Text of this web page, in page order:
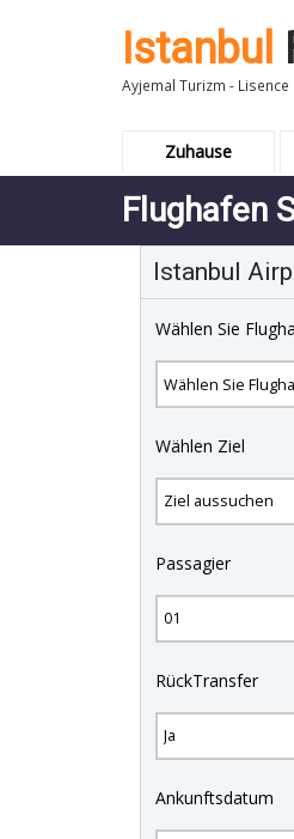
Istanbul
Ayjemal Turizm - Lisence
Zuhause
Flughafen
Istanbul
Wählen Sie
Wählen Ziel
Passagier
RückTransfer
Ankunftsdatum